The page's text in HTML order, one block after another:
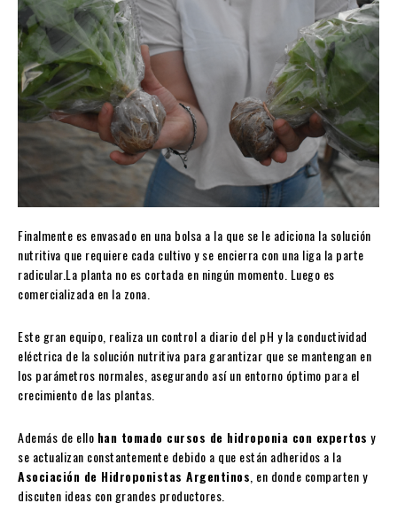
Finalmente es envasado en una bolsa a la que se le adiciona la solución
nutritiva que requiere cada cultivo y se encierra con una liga la parte
radicular.La planta no es cortada en ningún momento. Luego es
comercializada en la zona.
Este gran equipo, realiza un control a diario del pH y la conductividad
eléctrica de la solución nutritiva para garantizar que se mantengan en
los parámetros normales, asegurando así un entorno óptimo para el
crecimiento de las plantas.
Además de ello han tomado cursos de hidroponia con expertos y
se actualizan constantemente debido a que están adheridos a la
Asociación de Hidroponistas Argentinos , en donde comparten y
discuten ideas con grandes productores.